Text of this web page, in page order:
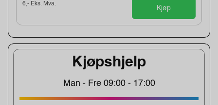
Kjøpshjelp
Man - Fre 09:00 - 17:00
6,- Eks. Mva.
Kjøp